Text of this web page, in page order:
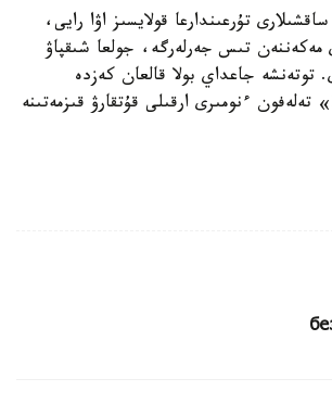
تۇرعىندارعا قولايسىز اۋا رايى،
مەكەننەن تىس جەرلەرگە، جولعا شىقپاۋ
توتەنشە جاعداي بولا قالعان كەزدە
«112» جانە «102» تەلەفون ءنومىرى ارقىلى قۇتقارۋ قىزمەتىنە